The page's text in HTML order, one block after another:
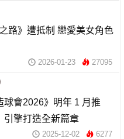
路》遭抵制 戀愛美女角色
2026-01-23 27095
球會2026》明年 1 月推
擎打造全新篇章
2025-12-02 6277